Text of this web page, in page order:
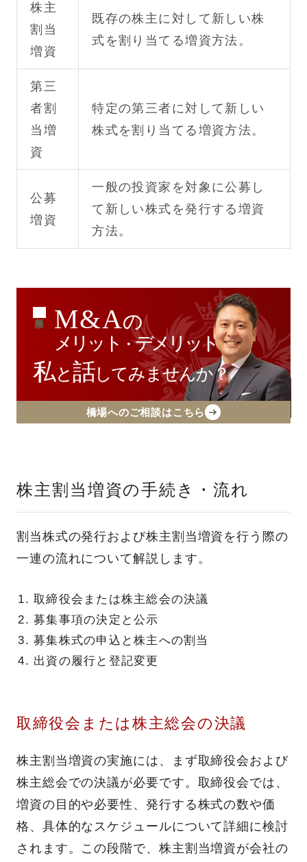
株主
割当
増資
既存の株主に対して新しい株
式を割り当てる増資方法。
第三
者割
当増
資
特定の第三者に対して新しい
株式を割り当てる増資方法。
公募
増資
一般の投資家を対象に公募し
て新しい株式を発行する増資
方法。
M&Aの
メリット ・デメリット
私と話してみませんか？
橋場へのご相談はこちら
株主割当増資の手続き・流れ
割当株式の発行および株主割当増資を行う際の
一連の流れについて解説します。
取締役会または株主総会の決議
募集事項の決定と公示
募集株式の申込と株主への割当
出資の履行と登記変更
取締役会または株主総会の決議
株主割当増資の実施には、まず取締役会および
株主総会での決議が必要です。取締役会では、
増資の目的や必要性、発行する株式の数や価
格、具体的なスケジュールについて詳細に検討
されます。この段階で、株主割当増資が会社の